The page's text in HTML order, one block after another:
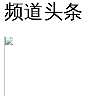
频道头条